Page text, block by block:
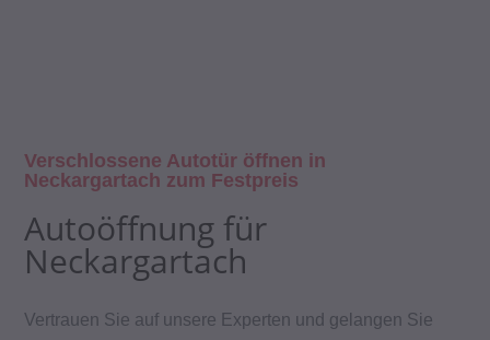
Verschlossene Autotür öffnen in
Neckargartach zum Festpreis
Autoöffnung für
Neckargartach
Vertrauen Sie auf unsere Experten und gelangen Sie